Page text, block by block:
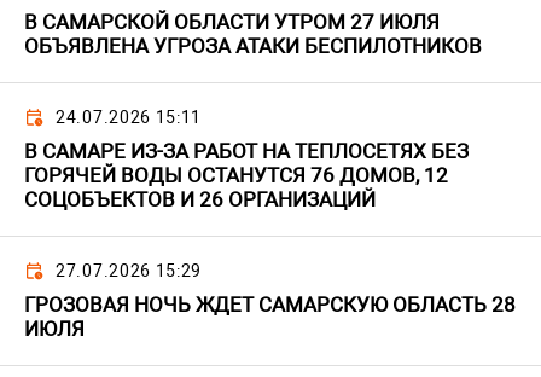
В САМАРСКОЙ ОБЛАСТИ УТРОМ 27 ИЮЛЯ
ОБЪЯВЛЕНА УГРОЗА АТАКИ БЕСПИЛОТНИКОВ
24.07.2026 15:11
В САМАРЕ ИЗ-ЗА РАБОТ НА ТЕПЛОСЕТЯХ БЕЗ
ГОРЯЧЕЙ ВОДЫ ОСТАНУТСЯ 76 ДОМОВ, 12
СОЦОБЪЕКТОВ И 26 ОРГАНИЗАЦИЙ
27.07.2026 15:29
ГРОЗОВАЯ НОЧЬ ЖДЕТ САМАРСКУЮ ОБЛАСТЬ 28
ИЮЛЯ